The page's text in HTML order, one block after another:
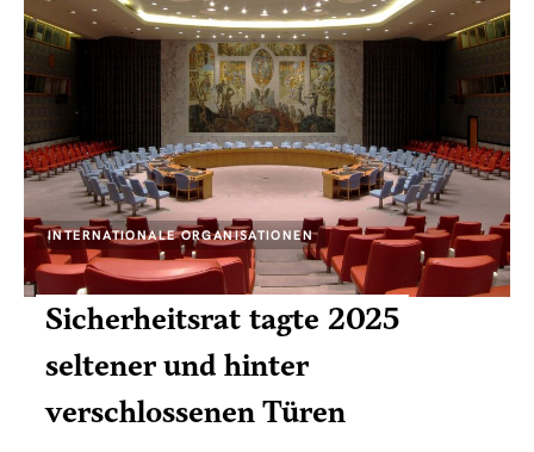
INTERNATIONALE ORGANISATIONEN
Sicherheitsrat tagte 2025
seltener und hinter
verschlossenen Türen